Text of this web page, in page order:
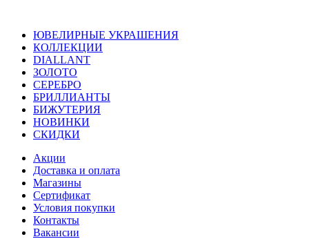
ЮВЕЛИРНЫЕ УКРАШЕНИЯ
КОЛЛЕКЦИИ
DIALLANT
ЗОЛОТО
СЕРЕБРО
БРИЛЛИАНТЫ
БИЖУТЕРИЯ
НОВИНКИ
СКИДКИ
Акции
Доставка и оплата
Магазины
Сертификат
Условия покупки
Контакты
Вакансии